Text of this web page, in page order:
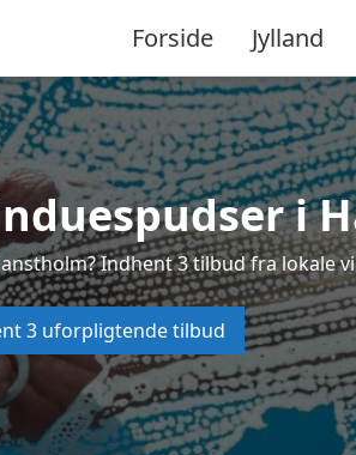
Forside Jylland
i
Indhent 3 tilbud fra lokale
3 uforpligtende tilbud